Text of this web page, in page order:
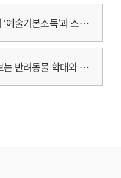
예술기본소득’과 스코
보장정책 논의
는 반려동물 학대와 분